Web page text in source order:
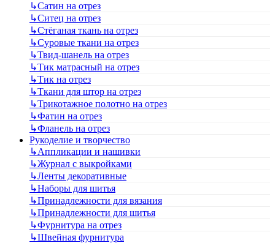
↳Сатин на отрез
↳Ситец на отрез
↳Стёганая ткань на отрез
↳Суровые ткани на отрез
↳Твид-шанель на отрез
↳Тик матрасный на отрез
↳Тик на отрез
↳Ткани для штор на отрез
↳Трикотажное полотно на отрез
↳Фатин на отрез
↳Фланель на отрез
Рукоделие и творчество
↳Аппликации и нашивки
↳Журнал с выкройками
↳Ленты декоративные
↳Наборы для шитья
↳Принадлежности для вязания
↳Принадлежности для шитья
↳Фурнитура на отрез
↳Швейная фурнитура